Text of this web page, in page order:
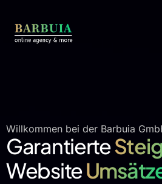
Willkommen bei der Barbuia
Garantierte
Website